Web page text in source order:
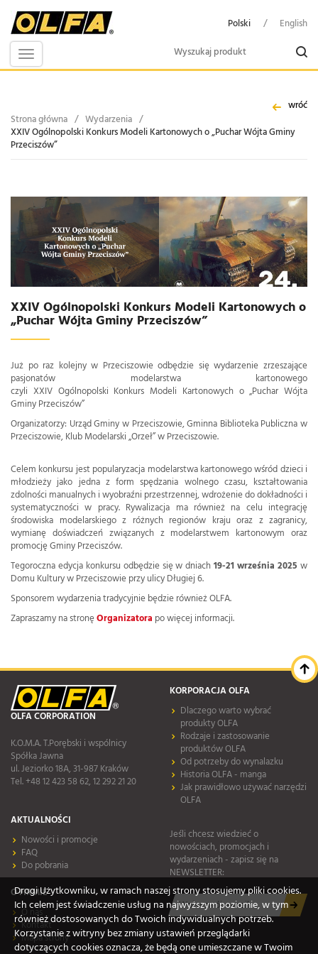
Polski / English
Toggle
navigation
Strona główna / Wydarzenia /
XXIV Ogólnopolski Konkurs Modeli Kartonowych o „Puchar Wójta Gminy
Przeciszów”
wróć
XXIV Ogólnopolski Konkurs Modeli Kartonowych o
„Puchar Wójta Gminy Przeciszów”
Już po raz kolejny w Przeciszowie odbędzie się wydarzenie zrzeszające
pasjonatów modelarstwa kartonowego
czyli XXIV Ogólnopolski Konkurs Modeli Kartonowych o „Puchar Wójta
Gminy Przeciszów”
Organizatorzy: Urząd Gminy w Przeciszowie, Gminna Biblioteka Publiczna w
Przeciszowie, Klub Modelarski „Orzeł” w Przeciszowie.
Celem konkursu jest popularyzacja modelarstwa kartonowego wśród dzieci i
młodzieży jako jedna z form spędzania wolnego czasu, kształtowania
zdolności manualnych i wyobraźni przestrzennej, wdrożenie do dokładności i
systematyczności w pracy. Rywalizacja ma również na celu integrację
środowiska modelarskiego z różnych regionów kraju oraz z zagranicy,
wymianę doświadczeń związanych z modelarstwem kartonowym oraz
promocję Gminy Przeciszów.
Tegoroczna edycja konkursu odbędzie się w dniach19-21 września 2025 w
Domu Kultury w Przeciszowie przy ulicy Długiej 6.
Sponsorem wydarzenia tradycyjnie będzie również OLFA.
Zapraszamy na stronęOrganizatora po więcej informacji.
OLFA CORPORATION
K.O.M.A. T.Porębski i wspólnicy
Spółka Jawna
ul. Jeziorko 18A, 31-987 Kraków
Tel. +48 12 423 58 62, 12 292 21 20
KORPORACJA OLFA
Dlaczego warto wybrać
produkty OLFA
Rodzaje i zastosowanie
produktów OLFA
Od potrzeby do wynalazku
Historia OLFA - manga
Jak prawidłowo używać narzędzi
OLFA
AKTUALNOŚCI
Nowości i promocje
FAQ
Do pobrania
O FIRMIE
O nas
Kontakt
Mapa strony
Jeśli chcesz wiedzieć o
nowościach, promocjach i
wydarzeniach - zapisz się na
NEWSLETTER:
Drogi Użytkowniku, w ramach naszej strony stosujemy pliki cookies.
Ich celem jest świadczenie usług na najwyższym poziomie, w tym
również dostosowanych do Twoich indywidualnych potrzeb.
Korzystanie z witryny bez zmiany ustawień przeglądarki
dotyczących cookies oznacza, że będą one umieszczane w Twoim